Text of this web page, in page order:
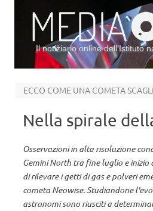
Il notiziario online dell’Istituto
Nella spirale
Osservazioni in alta risoluzione
Gemini North tra fine luglio e inizio
di rilevare i getti di gas e polveri
cometa Neowise. Studiandone
astronomi sono riusciti a